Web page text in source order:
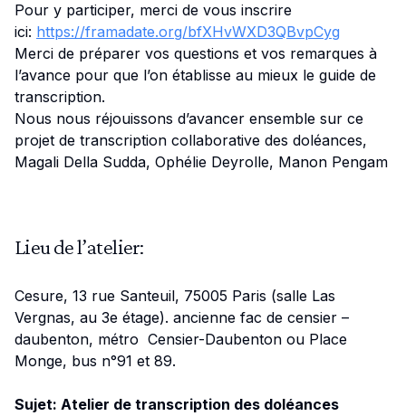
Pour y participer, merci de vous inscrire
ici: https://framadate.org/bfXHvWXD3QBvpCyg
Merci de préparer vos questions et vos remarques à
l’avance pour que l’on établisse au mieux le guide de
transcription.
Nous nous réjouissons d’avancer ensemble sur ce
projet de transcription collaborative des doléances,
Magali Della Sudda, Ophélie Deyrolle, Manon Pengam
Lieu de l’atelier:
Cesure, 13 rue Santeuil, 75005 Paris (salle Las
Vergnas, au 3e étage). ancienne fac de censier –
daubenton, métro Censier-Daubenton ou Place
Monge, bus n°91 et 89.
Sujet: Atelier de transcription des doléances